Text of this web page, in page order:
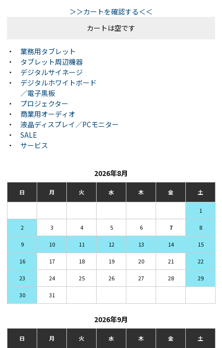
＞＞カートを確認する＜＜
カートは空です
・
業務用タブレット
・
タブレット周辺機器
・
デジタルサイネージ
・
デジタルホワイトボード
／電子黒板
・
プロジェクター
・
商業用オーディオ
・
液晶ディスプレイ／PCモニター
・
SALE
・
サービス
2026年8月
日 月 火 水 木 金 土
1
2 3 4 5 6 7 8
9 10 11 12 13 14 15
16 17 18 19 20 21 22
23 24 25 26 27 28 29
30 31
2026年9月
日 月 火 水 木 金 土